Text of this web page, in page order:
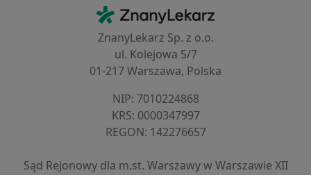
ZnanyLekarz - Strona główna
ZnanyLekarz Sp. z o.o.
ul. Kolejowa 5/7
01-217 Warszawa, Polska
NIP: ⁠7010224868
KRS: ⁠0000347997
REGON: ⁠142276657
Sąd Rejonowy dla m.st. Warszawy w Warszawie XII